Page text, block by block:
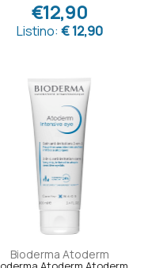
€12,90
Listino: € 12,90
Bioderma Atoderm